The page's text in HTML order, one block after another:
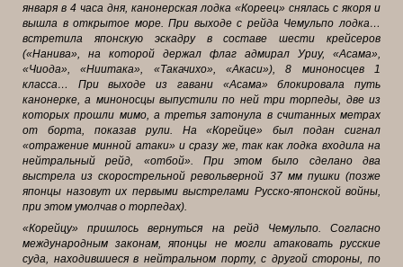
января в 4 часа дня, канонерская лодка «Кореец» снялась с якоря и
вышла в открытое море. При выходе с рейда Чемульпо лодка…
встретила японскую эскадру в составе шести крейсеров
(«Нанива», на которой держал флаг адмирал Уриу, «Асама»,
«Чиода», «Ниитака», «Такачихо», «Акаси»), 8 миноносцев 1
класса… При выходе из гавани «Асама» блокировала путь
канонерке, а миноносцы выпустили по ней три торпеды, две из
которых прошли мимо, а третья затонула в считанных метрах
от борта, показав рули. На «Корейце» был подан сигнал
«отражение минной атаки» и сразу же, так как лодка входила на
нейтральный рейд, «отбой». При этом было сделано два
выстрела из скорострельной револьверной 37 мм пушки (позже
японцы назовут их первыми выстрелами Русско-японской войны,
при этом умолчав о торпедах).
«Корейцу» пришлось вернуться на рейд Чемульпо. Согласно
международным законам, японцы не могли атаковать русские
суда, находившиеся в нейтральном порту, с другой стороны, по